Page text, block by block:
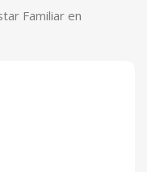
Familiar en